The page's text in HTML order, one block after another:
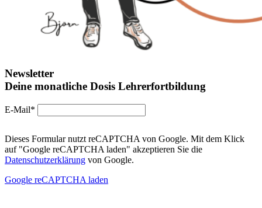
Newsletter
Deine monatliche Dosis Lehrerfortbildung
E-Mail*
Dieses Formular nutzt reCAPTCHA von Google. Mit dem Klick
auf "Google reCAPTCHA laden" akzeptieren Sie die
Datenschutzerklärung von Google.
Google reCAPTCHA laden